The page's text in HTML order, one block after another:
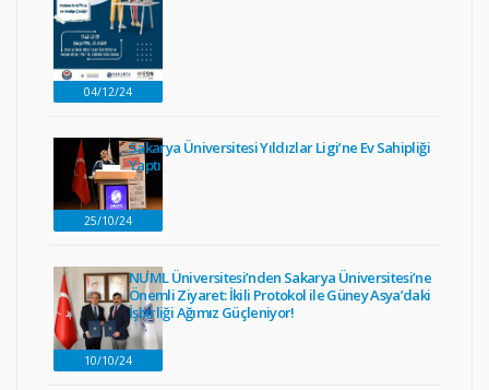
04/12/24
25/10/24
Sakarya Üniversitesi Yıldızlar Ligi’ne Ev Sahipliği
Yaptı
10/10/24
NUML Üniversitesi’nden Sakarya Üniversitesi’ne
Önemli Ziyaret: İkili Protokol ile Güney Asya’daki
İşbirliği Ağımız Güçleniyor!